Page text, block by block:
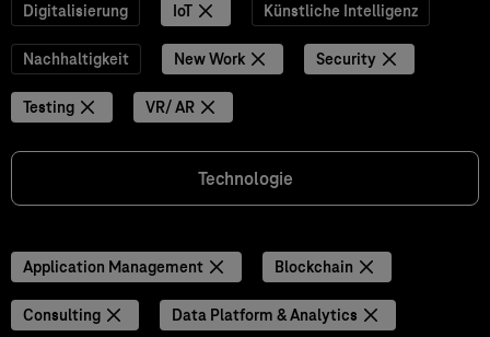
Digitalisierung IoT Künstliche Intelligenz
Nachhaltigkeit New Work Security
Testing VR/ AR
Technologie
Application Management Blockchain
Consulting Data Platform & Analytics